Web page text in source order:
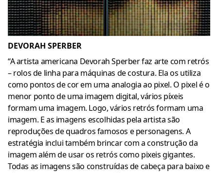
DEVORAH SPERBER
“A artista americana Devorah Sperber faz arte com retrós
– rolos de linha para máquinas de costura. Ela os utiliza
como pontos de cor em uma analogia ao pixel. O pixel é o
menor ponto de uma imagem digital, vários píxeis
formam uma imagem. Logo, vários retrós formam uma
imagem. E as imagens escolhidas pela artista são
reproduções de quadros famosos e personagens. A
estratégia inclui também brincar com a construção da
imagem além de usar os retrós como pixeis gigantes.
Todas as imagens são construídas de cabeça para baixo e